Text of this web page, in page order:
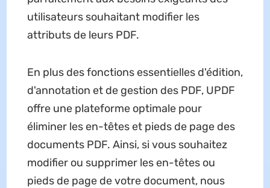
utilisateurs souhaitant modifier les
attributs de leurs PDF.
En plus des fonctions essentielles d'édition,
d'annotation et de gestion des PDF, UPDF
offre une plateforme optimale pour
éliminer les en-têtes et pieds de page des
documents PDF. Ainsi, si vous souhaitez
modifier ou supprimer les en-têtes ou
pieds de page de votre document, nous